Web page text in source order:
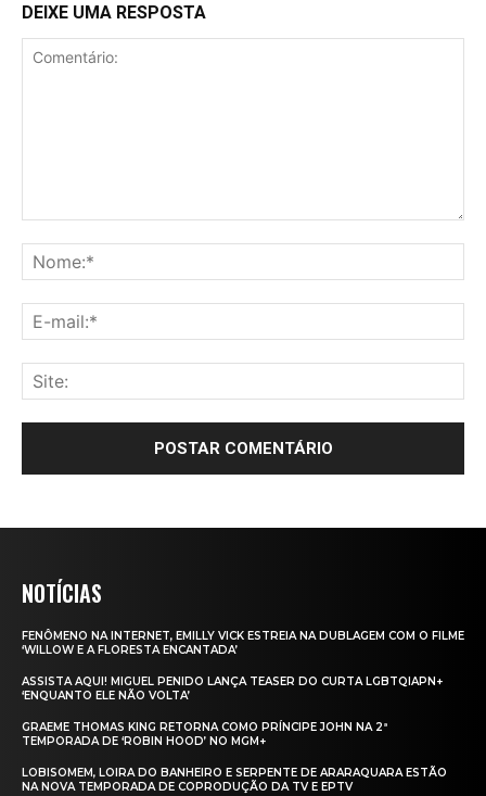
DEIXE UMA RESPOSTA
NOTÍCIAS
FENÔMENO NA INTERNET, EMILLY VICK ESTREIA NA DUBLAGEM COM O FILME
‘WILLOW E A FLORESTA ENCANTADA’
ASSISTA AQUI! MIGUEL PENIDO LANÇA TEASER DO CURTA LGBTQIAPN+
‘ENQUANTO ELE NÃO VOLTA’
GRAEME THOMAS KING RETORNA COMO PRÍNCIPE JOHN NA 2ª
TEMPORADA DE ‘ROBIN HOOD’ NO MGM+
LOBISOMEM, LOIRA DO BANHEIRO E SERPENTE DE ARARAQUARA ESTÃO
NA NOVA TEMPORADA DE COPRODUÇÃO DA TV E EPTV